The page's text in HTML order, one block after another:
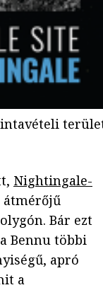
Nightingale-
átmérőjű
Bár ezt
Bennu többi
apró
a